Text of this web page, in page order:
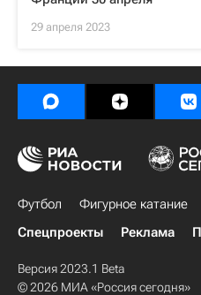
29 апреля 2023
Футбол Фигурное катание
Спецпроекты
Реклама
Версия 2023.1 Beta
© 2026 МИА «Россия сегодня»